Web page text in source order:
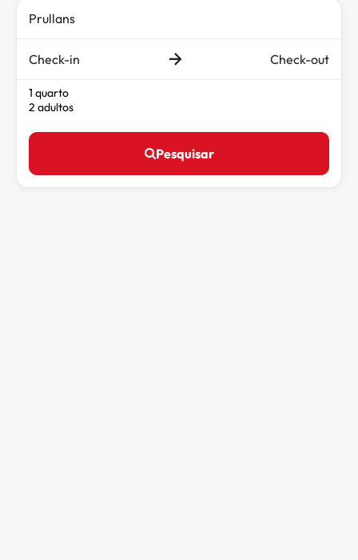
Check-in Check-out
1 quarto
2 adultos
Pesquisar